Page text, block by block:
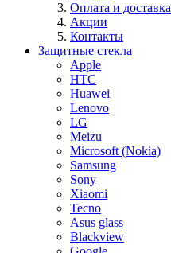
Оплата и доставка
Акции
Контакты
Защитные стекла
Apple
HTC
Huawei
Lenovo
LG
Meizu
Microsoft (Nokia)
Samsung
Sony
Xiaomi
Tecno
Asus glass
Blackview